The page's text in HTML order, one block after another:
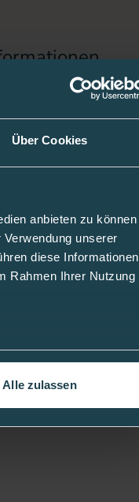
Über Cookies
anbieten zu können
unserer
diese Informationen
Rahmen Ihrer Nutzung
Alle zulassen